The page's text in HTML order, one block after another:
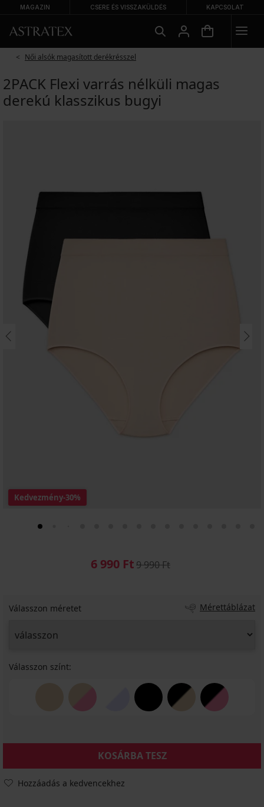
MAGAZIN CSERE ÉS VISSZAKÜLDÉS KAPCSOLAT
Női alsók magasított derékrésszel
2PACK Flexi varrás nélküli magas
derekú klasszikus bugyi
Kedvezmény-30%
6 990 Ft9 990 Ft
Válasszon méretet Mérettáblázat
Válasszon színt:
KOSÁRBA TESZ
Hozzáadás a kedvencekhez